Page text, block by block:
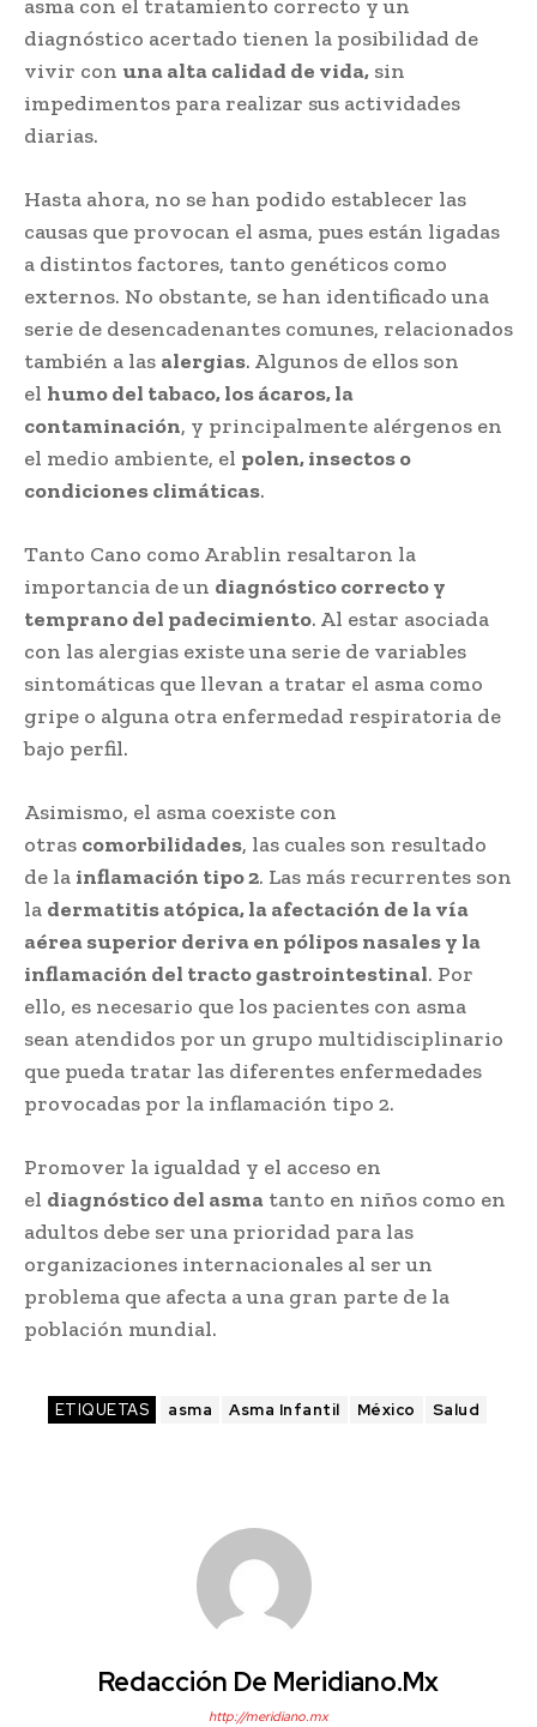
asma con el tratamiento correcto y un
diagnóstico acertado tienen la posibilidad de
vivir con una alta calidad de vida, sin
impedimentos para realizar sus actividades
diarias.
Hasta ahora, no se han podido establecer las
causas que provocan el asma, pues están ligadas
a distintos factores, tanto genéticos como
externos. No obstante, se han identificado una
serie de desencadenantes comunes, relacionados
también a las alergias. Algunos de ellos son
el humo del tabaco, los ácaros, la
contaminación, y principalmente alérgenos en
el medio ambiente, el polen, insectos o
condiciones climáticas.
Tanto Cano como Arablin resaltaron la
importancia de un diagnóstico correcto y
temprano del padecimiento. Al estar asociada
con las alergias existe una serie de variables
sintomáticas que llevan a tratar el asma como
gripe o alguna otra enfermedad respiratoria de
bajo perfil.
Asimismo, el asma coexiste con
otras comorbilidades, las cuales son resultado
de la inflamación tipo 2. Las más recurrentes son
la dermatitis atópica, la afectación de la vía
aérea superior deriva en pólipos nasales y la
inflamación del tracto gastrointestinal. Por
ello, es necesario que los pacientes con asma
sean atendidos por un grupo multidisciplinario
que pueda tratar las diferentes enfermedades
provocadas por la inflamación tipo 2.
Promover la igualdad y el acceso en
el diagnóstico del asma tanto en niños como en
adultos debe ser una prioridad para las
organizaciones internacionales al ser un
problema que afecta a una gran parte de la
población mundial.
ETIQUETAS asma Asma Infantil México Salud
Redacción De Meridiano.mx
http://meridiano.mx